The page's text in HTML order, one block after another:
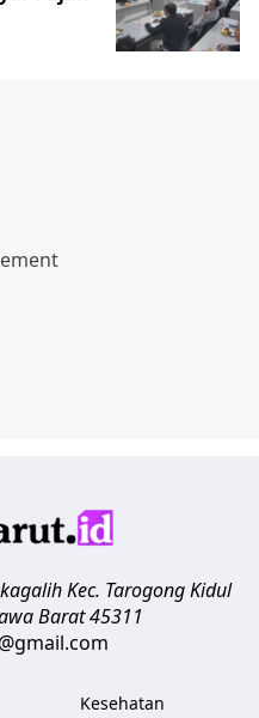
Kec. Tarogong Kidul
Barat45311
Kesehatan